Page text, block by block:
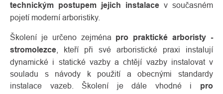
technickým postupem jejich instalace v současném
pojetí moderní arboristiky.
Školení je určeno zejména pro praktické arboristy -
stromolezce , kteří při své arboristické praxi instalují
dynamické i statické vazby a chtějí vazby instalovat v
souladu s návody k použití a obecnými standardy
instalace vazeb. Školení je dále vhodné i pro